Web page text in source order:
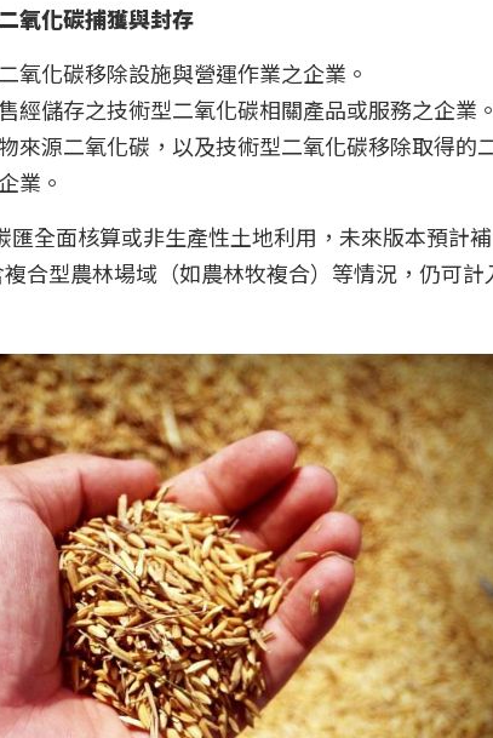
氧化碳捕獲與封存
氧化碳移除設施與營運作業之企業。
經儲存之技術型二氧化碳相關產品或服務之企業。
來源二氧化碳，以及技術型二氧化碳移除取得的
業。
匯全面核算或非生產性土地利用，未來版本預計補
合型農林場域（如農林牧複合）等情況，仍可計